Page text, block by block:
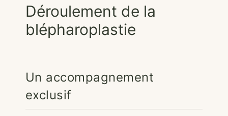
Déroulement de la
blépharoplastie
Un accompagnement
exclusif